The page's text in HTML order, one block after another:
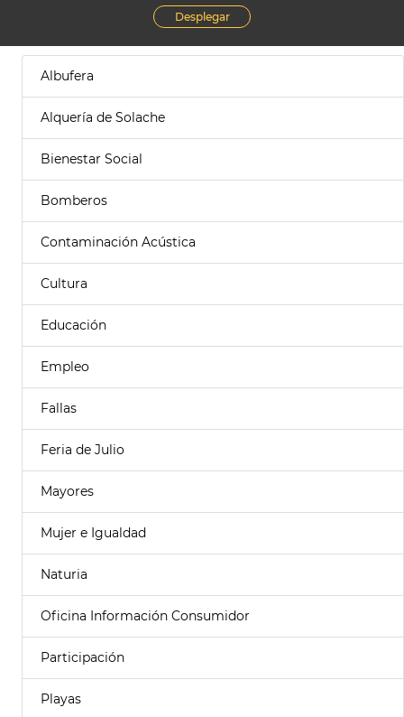
Desplegar
Albufera
Alquería de Solache
Bienestar Social
Bomberos
Contaminación Acústica
Cultura
Educación
Empleo
Fallas
Feria de Julio
Mayores
Mujer e Igualdad
Naturia
Oficina Información Consumidor
Participación
Playas